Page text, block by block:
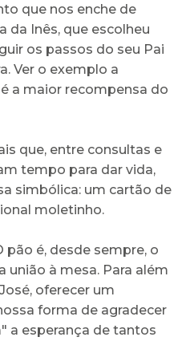
que nos enche de
da Inês, que escolheu
os passos do seu Pai
Ver o exemplo a
a maior recompensa do
que, entre consultas e
tempo para dar vida,
simbólica: um cartão de
moletinho.
é, desde sempre, o
à mesa. Para além
oferecer um
forma de agradecer
a esperança de tantos